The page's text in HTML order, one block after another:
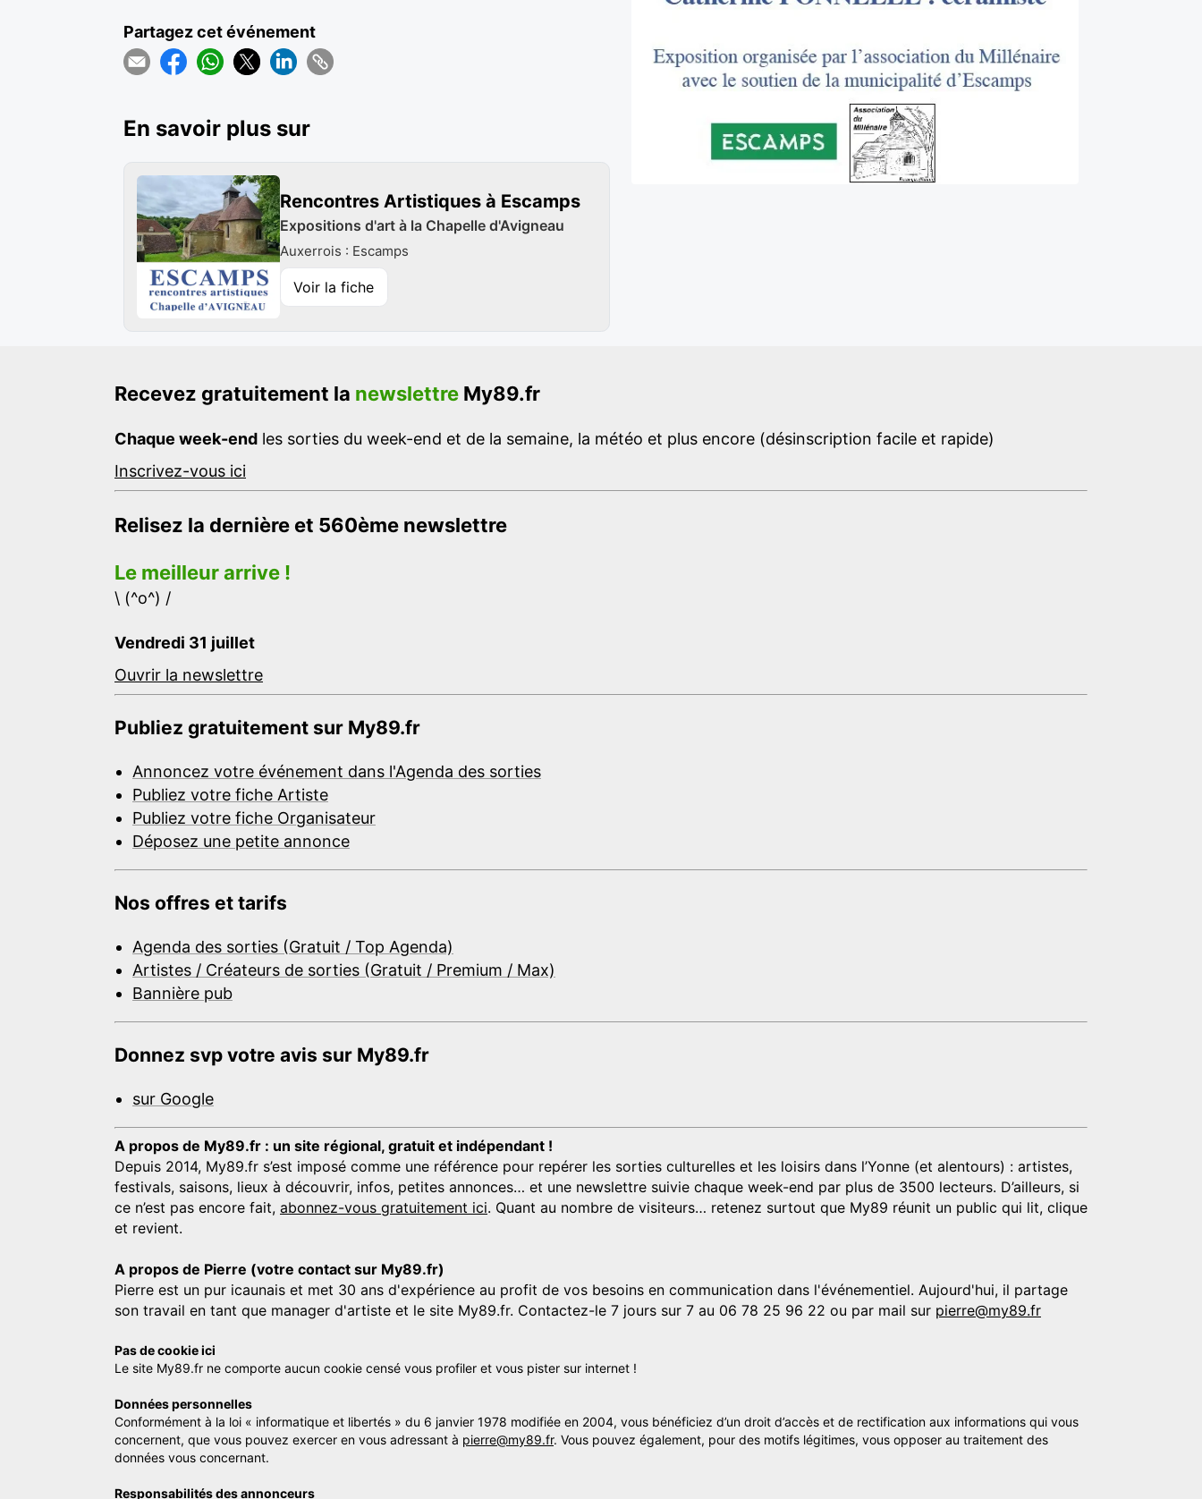
Partagez cet événement
En savoir plus sur
Rencontres Artistiques à Escamps
Expositions d'art à la Chapelle d'Avigneau
Auxerrois : Escamps
Voir la fiche
Recevez gratuitement la newslettre My89.fr
Chaque week-end les sorties du week-end et de la semaine, la météo et plus encore (désinscription facile et rapide)
Inscrivez-vous ici
Relisez la dernière et 560ème newslettre
Le meilleur arrive !
\ (^o^) /
Vendredi 31 juillet
Ouvrir la newslettre
Publiez gratuitement sur My89.fr
Annoncez votre événement dans l'Agenda des sorties
Publiez votre fiche Artiste
Publiez votre fiche Organisateur
Déposez une petite annonce
Nos offres et tarifs
Agenda des sorties (Gratuit / Top Agenda)
Artistes / Créateurs de sorties (Gratuit / Premium / Max)
Bannière pub
Donnez svp votre avis sur My89.fr
sur Google
A propos de My89.fr : un site régional, gratuit et indépendant !
Depuis 2014, My89.fr s’est imposé comme une référence pour repérer les sorties culturelles et les loisirs dans l’Yonne (et alentours) : artistes,
festivals, saisons, lieux à découvrir, infos, petites annonces… et une newslettre suivie chaque week-end par plus de 3500 lecteurs. D’ailleurs, si
ce n’est pas encore fait, abonnez-vous gratuitement ici. Quant au nombre de visiteurs… retenez surtout que My89 réunit un public qui lit, clique
et revient.
A propos de Pierre (votre contact sur My89.fr)
Pierre est un pur icaunais et met 30 ans d'expérience au profit de vos besoins en communication dans l'événementiel. Aujourd'hui, il partage
son travail en tant que manager d'artiste et le site My89.fr. Contactez-le 7 jours sur 7 au 06 78 25 96 22 ou par mail sur pierre@my89.fr
Pas de cookie ici
Le site My89.fr ne comporte aucun cookie censé vous profiler et vous pister sur internet !
Données personnelles
Conformément à la loi « informatique et libertés » du 6 janvier 1978 modifiée en 2004, vous bénéficiez d’un droit d’accès et de rectification aux informations qui vous
concernent, que vous pouvez exercer en vous adressant à pierre@my89.fr. Vous pouvez également, pour des motifs légitimes, vous opposer au traitement des
données vous concernant.
Responsabilités des annonceurs